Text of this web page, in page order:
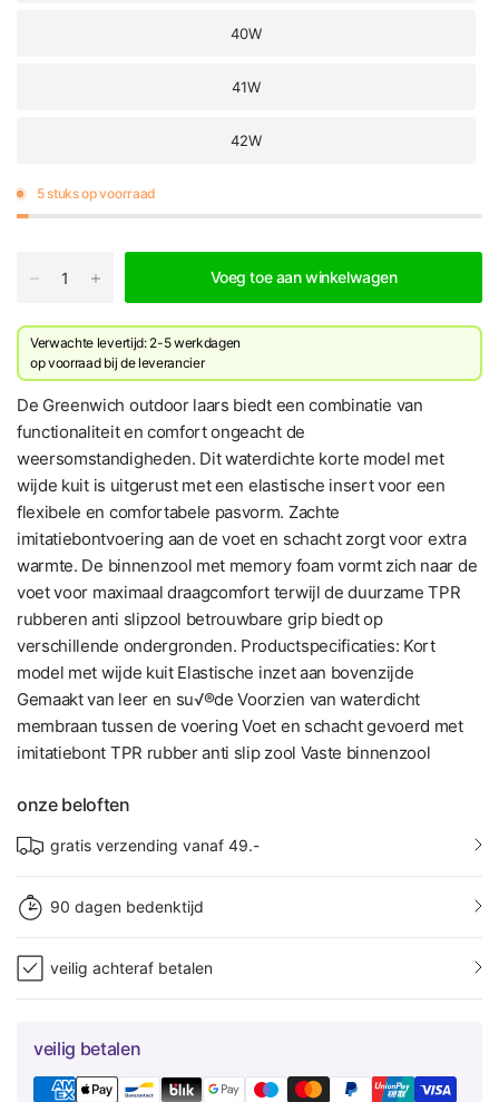
40W
41W
42W
5 stuks op voorraad
Voeg toe aan winkelwagen
Verwachte levertijd: 2-5 werkdagen
​op voorraad bij de leverancier
De Greenwich outdoor laars biedt een combinatie van
functionaliteit en comfort ongeacht de
weersomstandigheden. Dit waterdichte korte model met
wijde kuit is uitgerust met een elastische insert voor een
flexibele en comfortabele pasvorm. Zachte
imitatiebontvoering aan de voet en schacht zorgt voor extra
warmte. De binnenzool met memory foam vormt zich naar de
voet voor maximaal draagcomfort terwijl de duurzame TPR
rubberen anti slipzool betrouwbare grip biedt op
verschillende ondergronden. Productspecificaties: Kort
model met wijde kuit Elastische inzet aan bovenzijde
Gemaakt van leer en su√®de Voorzien van waterdicht
membraan tussen de voering Voet en schacht gevoerd met
imitatiebont TPR rubber anti slip zool Vaste binnenzool
onze beloften
gratis verzending vanaf 49.-
90 dagen bedenktijd
veilig achteraf betalen
veilig betalen